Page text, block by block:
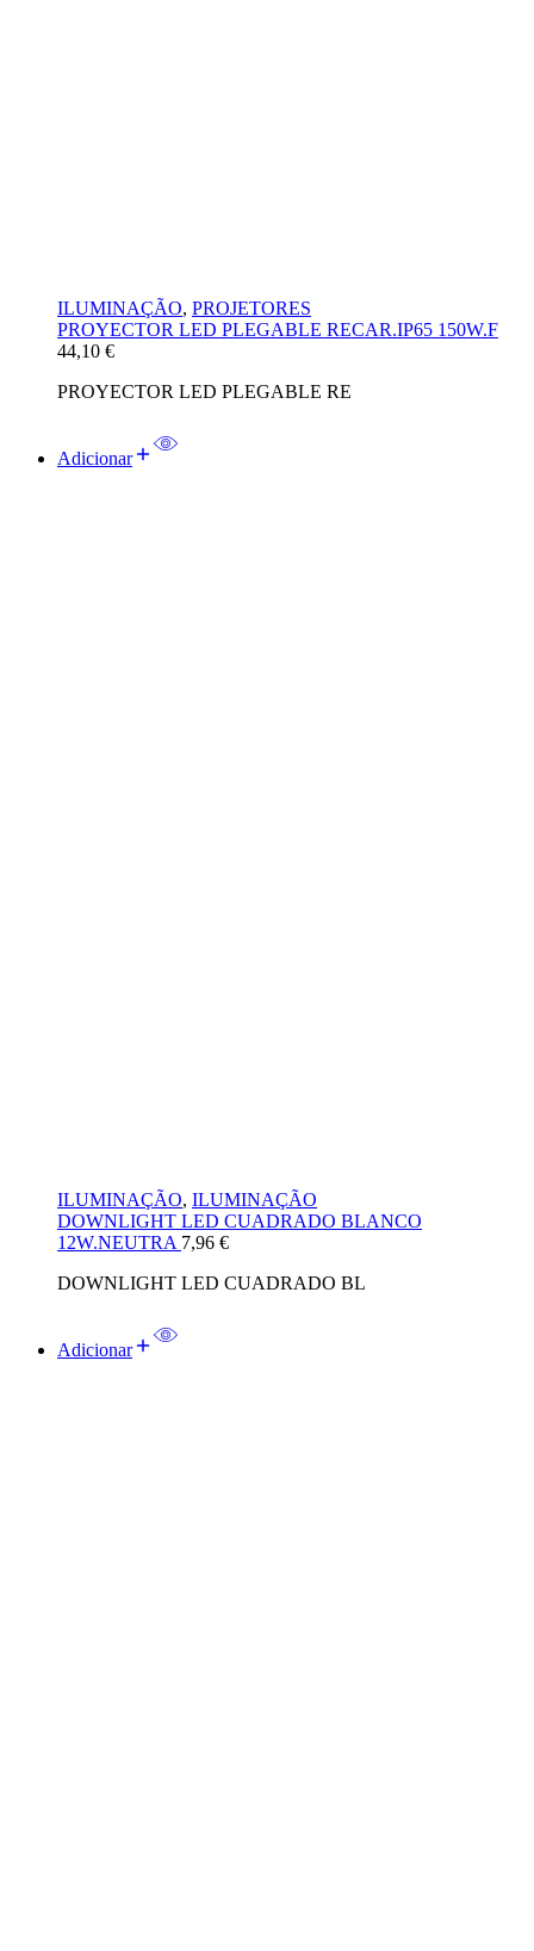
ILUMINAÇÃO, PROJETORES
PROYECTOR LED PLEGABLE RECAR.IP65 150W.F
44,10 €
PROYECTOR LED PLEGABLE RE
Adicionar
ILUMINAÇÃO, ILUMINAÇÃO
DOWNLIGHT LED CUADRADO BLANCO
12W.NEUTRA 7,96 €
DOWNLIGHT LED CUADRADO BL
Adicionar